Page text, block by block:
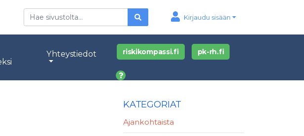
Kirjaudu sisään
Etsi
Yhteystiedot riskikompassi.fi pk-rh.fi
KATEGORIAT
Ajankohtaista